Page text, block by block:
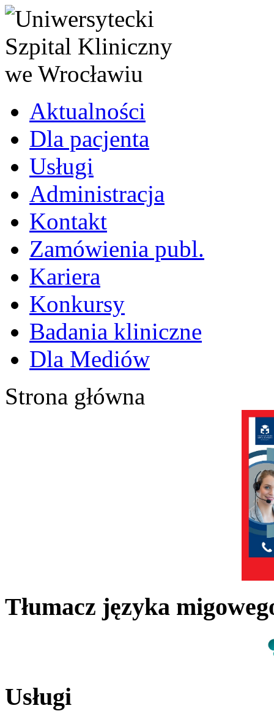
Aktualności
Dla pacjenta
Usługi
Administracja
Kontakt
Zamówienia publ.
Kariera
Konkursy
Badania kliniczne
Dla Mediów
Strona główna
Tłumacz języka
Usługi